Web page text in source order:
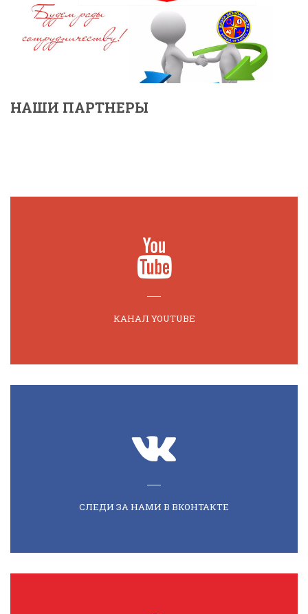
НАШИ ПАРТНЕРЫ
КАНАЛ YOUTUBE
СЛЕДИ ЗА НАМИ В ВКОНТАКТЕ